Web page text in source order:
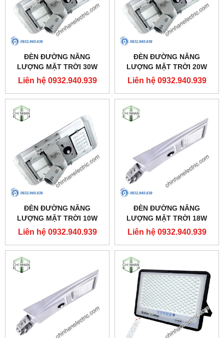
ĐÈN ĐƯỜNG NĂNG
LƯỢNG MẶT TRỜI 30W
(SOLAR STREET LIGHT) -
LSS2-30 - MPE
Liên hệ 0932.940.939
ĐÈN ĐƯỜNG NĂNG
LƯỢNG MẶT TRỜI 20W
(SOLAR STREET LIGHT) -
LSS2-20 - MPE
Liên hệ 0932.940.939
ĐÈN ĐƯỜNG NĂNG
LƯỢNG MẶT TRỜI 10W
(SOLAR STREET LIGHT) -
LSS2-10 - MPE
Liên hệ 0932.940.939
ĐÈN ĐƯỜNG NĂNG
LƯỢNG MẶT TRỜI 18W
(SOLAR STREET LIGHT) -
LSS-18 - MPE
Liên hệ 0932.940.939